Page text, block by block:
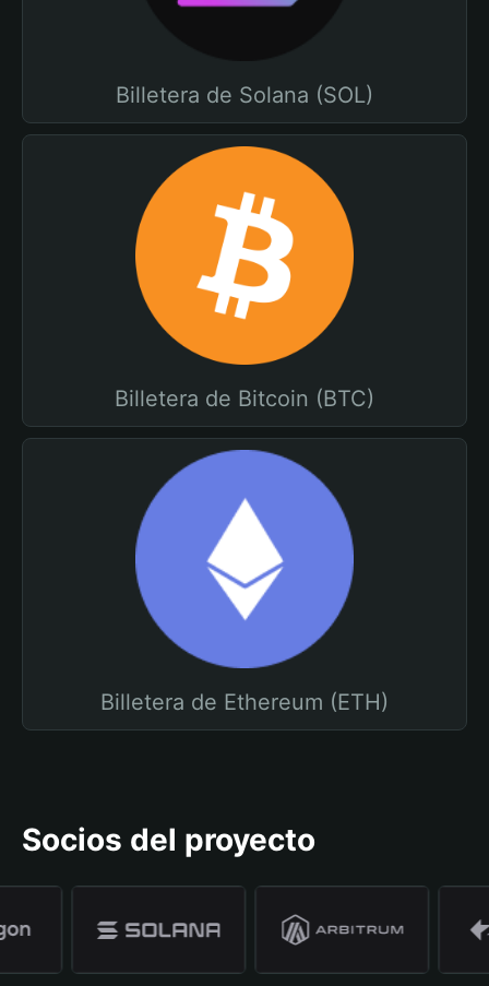
Billetera de Solana (SOL)
Billetera de Bitcoin (BTC)
Billetera de Ethereum (ETH)
Socios del proyecto